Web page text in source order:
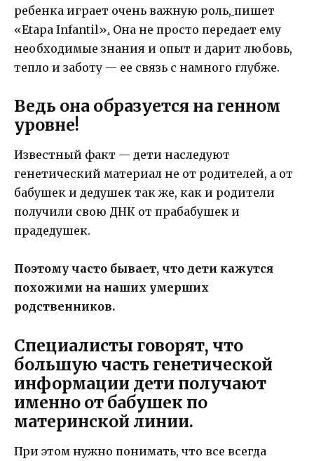
ребенка играет очень важную роль, пишет
«Etapa Infantil». Она не просто передает ему
необходимые знания и опыт и дарит любовь,
тепло и заботу — ее связь с намного глубже.
Ведь она образуется на генном
уровне!
Известный факт — дети наследуют
генетический материал не от родителей, а от
бабушек и дедушек так же, как и родители
получили свою ДНК от прабабушек и
прадедушек.
Поэтому часто бывает, что дети кажутся
похожими на наших умерших
родственников.
Специалисты говорят, что
большую часть генетической
информации дети получают
именно от бабушек по
материнской линии.
При этом нужно понимать, что все всегда